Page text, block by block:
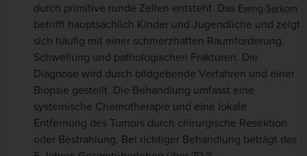
durch primitive runde Zellen entsteht. Das Ewing-Sarkom
betrifft hauptsächlich Kinder und Jugendliche und zeigt
sich häufig mit einer schmerzhaften Raumforderung,
Schwellung und pathologischen Frakturen. Die
Diagnose wird durch bildgebende Verfahren und einer
Biopsie gestellt. Die Behandlung umfasst eine
systemische Chemotherapie und eine lokale
Entfernung des Tumors durch chirurgische Resektion
oder Bestrahlung. Bei richtiger Behandlung beträgt das